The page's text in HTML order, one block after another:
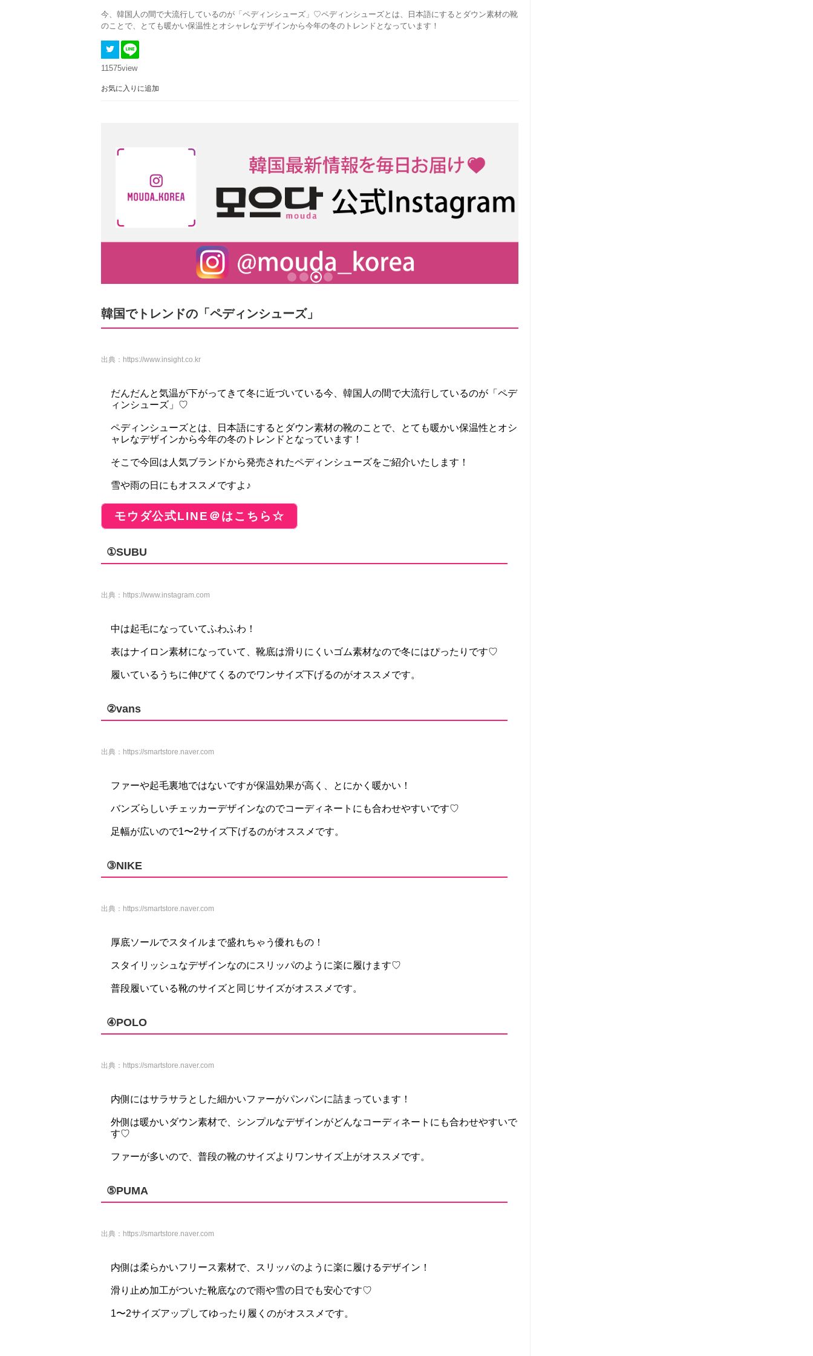
今、韓国人の間で大流行しているのが「ペディンシューズ」♡ペディンシューズとは、日本語にするとダウン素材の靴
のことで、とても暖かい保温性とオシャレなデザインから今年の冬のトレンドとなっています！
11575view
お気に入りに追加
韓国でトレンドの「ペディンシューズ」
出典： https://www.insight.co.kr
だんだんと気温が下がってきて冬に近づいている今、韓国人の間で大流行しているのが「ペデ
ィンシューズ」♡
ペディンシューズとは、日本語にするとダウン素材の靴のことで、とても暖かい保温性とオシ
ャレなデザインから今年の冬のトレンドとなっています！
そこで今回は人気ブランドから発売されたペディンシューズをご紹介いたします！
雪や雨の日にもオススメですよ♪
モウダ公式LINE＠はこちら☆
①SUBU
出典： https://www.instagram.com
中は起毛になっていてふわふわ！
表はナイロン素材になっていて、靴底は滑りにくいゴム素材なので冬にはぴったりです♡
履いているうちに伸びてくるのでワンサイズ下げるのがオススメです。
②vans
出典： https://smartstore.naver.com
ファーや起毛裏地ではないですが保温効果が高く、とにかく暖かい！
バンズらしいチェッカーデザインなのでコーディネートにも合わせやすいです♡
足幅が広いので1〜2サイズ下げるのがオススメです。
③NIKE
出典： https://smartstore.naver.com
厚底ソールでスタイルまで盛れちゃう優れもの！
スタイリッシュなデザインなのにスリッパのように楽に履けます♡
普段履いている靴のサイズと同じサイズがオススメです。
④POLO
出典： https://smartstore.naver.com
内側にはサラサラとした細かいファーがパンパンに詰まっています！
外側は暖かいダウン素材で、シンプルなデザインがどんなコーディネートにも合わせやすいで
す♡
ファーが多いので、普段の靴のサイズよりワンサイズ上がオススメです。
⑤PUMA
出典： https://smartstore.naver.com
内側は柔らかいフリース素材で、スリッパのように楽に履けるデザイン！
滑り止め加工がついた靴底なので雨や雪の日でも安心です♡
1〜2サイズアップしてゆったり履くのがオススメです。